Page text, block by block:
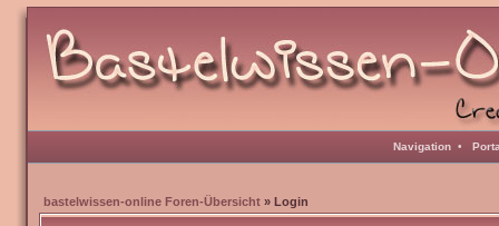
Navigation •
bastelwissen-online Foren-Übersicht » Login